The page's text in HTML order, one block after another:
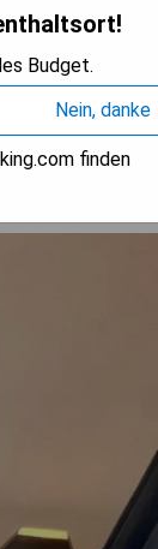
Budget.
Nein, danke
finden